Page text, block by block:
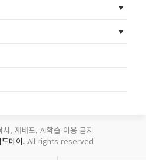
, 재배포, AI학습 이용 금지
투데이. All rights reserved